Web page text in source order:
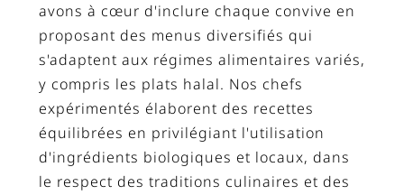
avons à cœur d'inclure chaque convive en
proposant des menus diversifiés qui
s'adaptent aux régimes alimentaires variés,
y compris les plats halal. Nos chefs
expérimentés élaborent des recettes
équilibrées en privilégiant l'utilisation
d'ingrédients biologiques et locaux, dans
le respect des traditions culinaires et des